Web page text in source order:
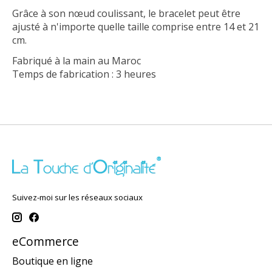
Grâce à son nœud coulissant, le bracelet peut être
ajusté à n'importe quelle taille comprise entre 14 et 21
cm.
Fabriqué à la main au Maroc
Temps de fabrication : 3 heures
Suivez-moi sur les réseaux sociaux
eCommerce
Boutique en ligne